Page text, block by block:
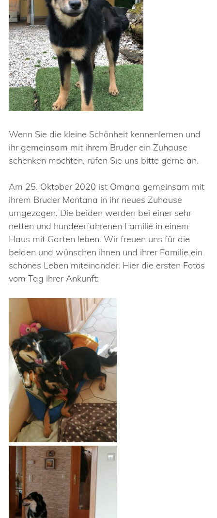
Wenn Sie die kleine Schönheit kennenlernen und
ihr gemeinsam mit ihrem Bruder ein Zuhause
schenken möchten, rufen Sie uns bitte gerne an.
Am 25. Oktober 2020 ist Omana gemeinsam mit
ihrem Bruder Montana in ihr neues Zuhause
umgezogen. Die beiden werden bei einer sehr
netten und hundeerfahrenen Familie in einem
Haus mit Garten leben. Wir freuen uns für die
beiden und wünschen ihnen und ihrer Familie ein
schönes Leben miteinander. Hier die ersten Fotos
vom Tag ihrer Ankunft: